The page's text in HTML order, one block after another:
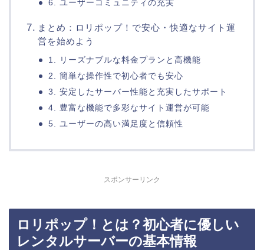
6. ユーザーコミュニティの充実
まとめ：ロリポップ！で安心・快適なサイト運
営を始めよう
1. リーズナブルな料金プランと高機能
2. 簡単な操作性で初心者でも安心
3. 安定したサーバー性能と充実したサポート
4. 豊富な機能で多彩なサイト運営が可能
5. ユーザーの高い満足度と信頼性
スポンサーリンク
ロリポップ！とは？初心者に優しい
レンタルサーバーの基本情報